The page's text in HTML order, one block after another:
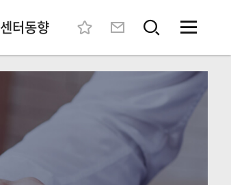
센터동향